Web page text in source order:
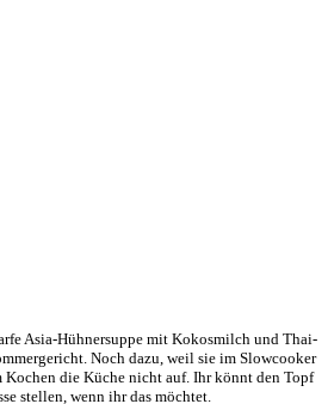
Asia-Hühnersuppe mit Kokosmilch und Thai-
Noch dazu, weil sie im Slowcooker
die Küche nicht auf. Ihr könnt den Topf
stellen, wenn ihr das möchtet.